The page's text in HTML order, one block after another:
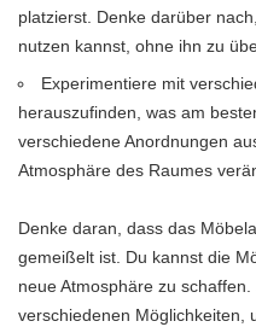
platzierst. Denke darüber
nutzen kannst, ohne ihn zu
Experimentiere mit
herauszufinden, was am
verschiedene Anordnungen
Atmosphäre des Raumes
Denke daran, dass das
gemeißelt ist. Du kannst die
neue Atmosphäre zu
verschiedenen Möglichkeiten,